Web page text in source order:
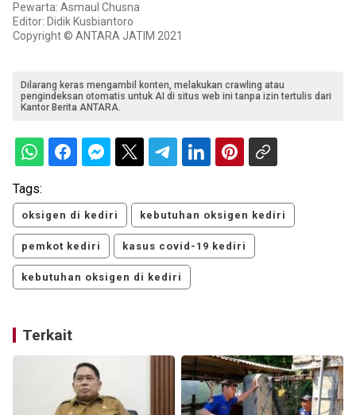
Pewarta: Asmaul Chusna
Editor: Didik Kusbiantoro
Copyright © ANTARA JATIM 2021
Dilarang keras mengambil konten, melakukan crawling atau
pengindeksan otomatis untuk AI di situs web ini tanpa izin tertulis dari
Kantor Berita ANTARA.
Tags:
oksigen di kediri kebutuhan oksigen kediri
pemkot kediri kasus covid-19 kediri
kebutuhan oksigen di kediri
Terkait